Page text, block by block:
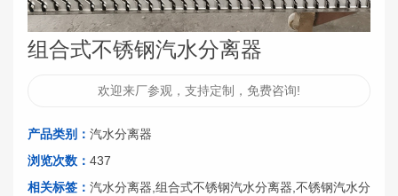
组合式不锈钢汽水分离器
欢迎来厂参观，支持定制，免费咨询!
产品类别： 汽水分离器
浏览次数： 437
相关标签： 汽水分离器,组合式不锈钢汽水分离器,不锈钢汽水分